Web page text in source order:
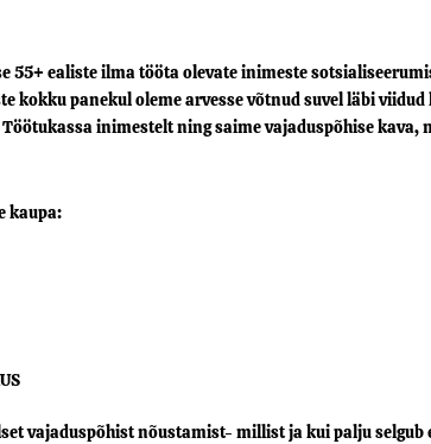
55+ ealiste ilma tööta olevate inimeste
kokku panekul oleme arvesse võtnud suvel läbi
inimestelt ning saime vajaduspõhise kava,
kaupa:
vajaduspõhist nõustamist- millist ja kui palju